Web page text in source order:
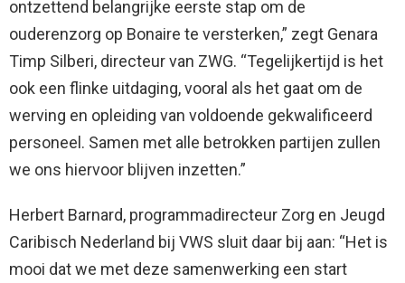
ontzettend belangrijke eerste stap om de
ouderenzorg op Bonaire te versterken,” zegt Genara
Timp Silberi, directeur van ZWG. “Tegelijkertijd is het
ook een flinke uitdaging, vooral als het gaat om de
werving en opleiding van voldoende gekwalificeerd
personeel. Samen met alle betrokken partijen zullen
we ons hiervoor blijven inzetten.”
Herbert Barnard, programmadirecteur Zorg en Jeugd
Caribisch Nederland bij VWS sluit daar bij aan: “Het is
mooi dat we met deze samenwerking een start